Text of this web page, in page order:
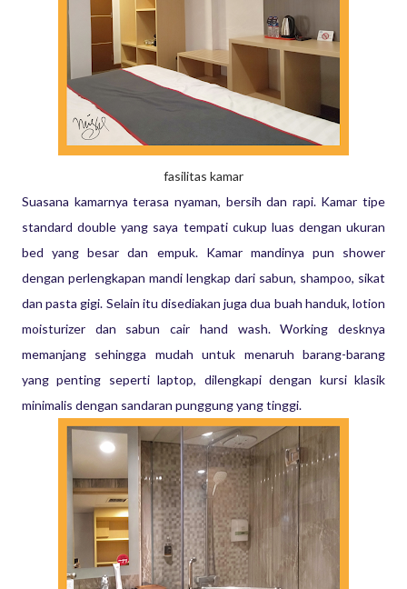
fasilitas kamar
Suasana kamarnya terasa nyaman, bersih dan rapi. Kamar tipe
standard double yang saya tempati cukup luas dengan ukuran
bed yang besar dan empuk. Kamar mandinya pun shower
dengan perlengkapan mandi lengkap dari sabun, shampoo, sikat
dan pasta gigi. Selain itu disediakan juga dua buah handuk, lotion
moisturizer dan sabun cair hand wash. Working desknya
memanjang sehingga mudah untuk menaruh barang-barang
yang penting seperti laptop, dilengkapi dengan kursi klasik
minimalis dengan sandaran punggung yang tinggi.